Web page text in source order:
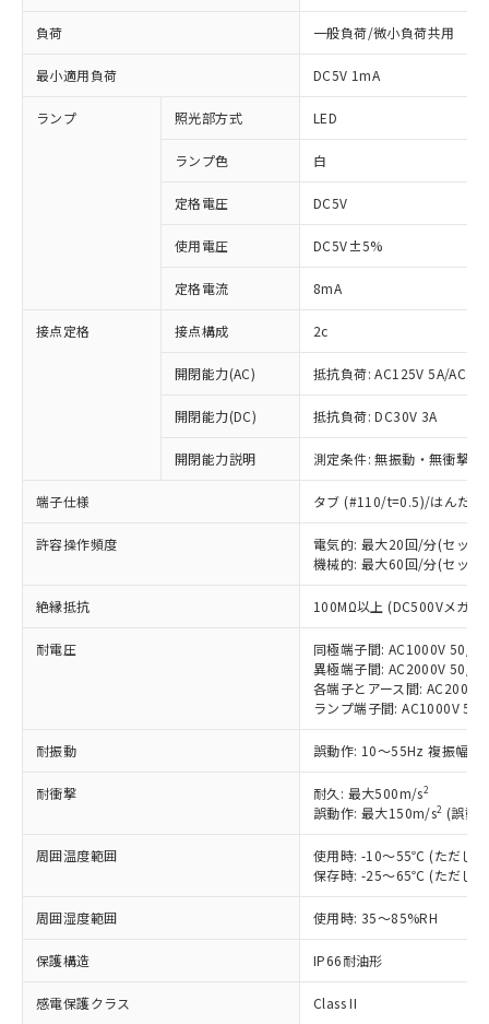
負荷 一般負荷/微小負荷共用
最小適用負荷 DC5V 1mA
ランプ 照光部方式 LED
ランプ色 白
定格電圧 DC5V
使用電圧 DC5V±5%
定格電流 8mA
接点定格 接点構成 2c
開閉能力(AC) 抵抗負荷: AC125V 5A/
開閉能力(DC) 抵抗負荷: DC30V 3A
開閉能力説明 測定条件: 無振動・無衝撃
端子仕様 タブ (#110/t=0.5)/はんだづ
許容操作頻度
電気的: 最大20回/分(セット
機械的: 最大60回/分(セット
絶縁抵抗 100MΩ以上 (DC500Vメガ)
耐電圧
同極端子間: AC1000V 50/
異極端子間: AC2000V 50/
各端子とアース間:
ランプ端子間: AC1000V
耐振動 誤動作: 10～55Hz 複振幅
耐衝撃 耐久: 最大500m/s2
誤動作: 最大150m/s2 (誤動
周囲温度範囲
使用時: -10～55℃ (ただし
保存時: -25～65℃ (ただし
周囲湿度範囲 使用時: 35～85%RH
保護構造 IP66耐油形
感電保護クラス Class II
以下の条件をお読みいただき、同意のうえ
本サービスは、当社制御機器事業取扱
商品の当社在庫状況および標準価格
(税抜)を提供させていただくもので
当社制御機器事業取扱商品の中には、
本サービスの対象外となる商品もある
在庫状況および標準価格照会結果は、
記載している更新日時点での社内デー
タに基づき作成されるものであり、閲
覧された時点での実際の在庫および標
※1 対応状況
対応済み：EU RoHS指令（10物質）の
非含有に対応した製品が提供可能な商品で
す。
対応予定：EU RoHS指令（10物質）の非含
有に対応した製品に切り替える予定のある
対応予定なし：EU RoHS指令（10物質）の
調査・確認中：EU RoHS指令（10物質）の
非含有の対応状況を調査中または確認中の
非該当品：ライセンス料など無形物で、有
害物質有無と関係のない商品です。
仕入先様の事情により、非含有部品として
いたものが、含有品と判明した場合などや
むを得ず変更することがあります。
ミウム(Cd) 100ppm以下、
「○」：最大均質材料含有率が中国RoHSの
基準値以下であることを示します。
「×」：最大均質材料含有率が中国RoHSの
基準値を超えていることを示します。
「－」：未確認です。当社販売部門へお問
*中国RoHS10物質の基準値 (GB/T26572)：
Pb(鉛) :1000ppm、 Hg(水銀) : 1000ppm、 Cd(カドミウ
当社は、これら貴社製品のうち、外国
為替および外国貿易法に定める商品
（以下｢規制貨物等」という）を輸出
または国外への提供する場合は、日本
国政府の輸出許可(または役務取引許
号